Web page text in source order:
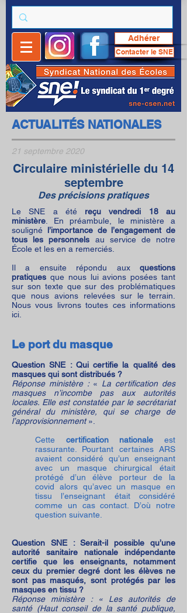
Adhérer
Contacter le SNE
ACTUALITÉS NATIONALES
21 septembre 2020
Circulaire ministérielle du 14
septembre
Des précisions pratiques
Le SNE a été reçu vendredi 18 au
ministère . En préambule, le ministère a
souligné l’importance de l’engagement de
tous les personnels au service de notre
École et les en a remerciés.
Il a ensuite répondu aux questions
pratiques que nous lui avions posées tant
sur son texte que sur des problématiques
que nous avions relevées sur le terrain.
Nous vous livrons toutes ces informations
ici.
Le port du masque
Question SNE : Qui certifie la qualité des
masques qui sont distribués ?
Réponse ministère : « La certification des
masques n’incombe pas aux autorités
locales. Elle est constatée par le secrétariat
général du ministère, qui se charge de
l’approvisionnement».
Cette certification nationale est
rassurante. Pourtant certaines ARS
avaient considéré qu’un enseignant
avec un masque chirurgical était
protégé d’un élève porteur de la
covid alors qu’avec un masque en
tissu l’enseignant était considéré
comme un cas contact. D’où notre
question suivante.
Question SNE : Serait-il possible qu’une
autorité sanitaire nationale indépendante
certifie que les enseignants, notamment
ceux du premier degré dont les élèves ne
sont pas masqués, sont protégés par les
masques en tissu ?
Réponse ministère : « Les autorités de
santé (Haut conseil de la santé publique,